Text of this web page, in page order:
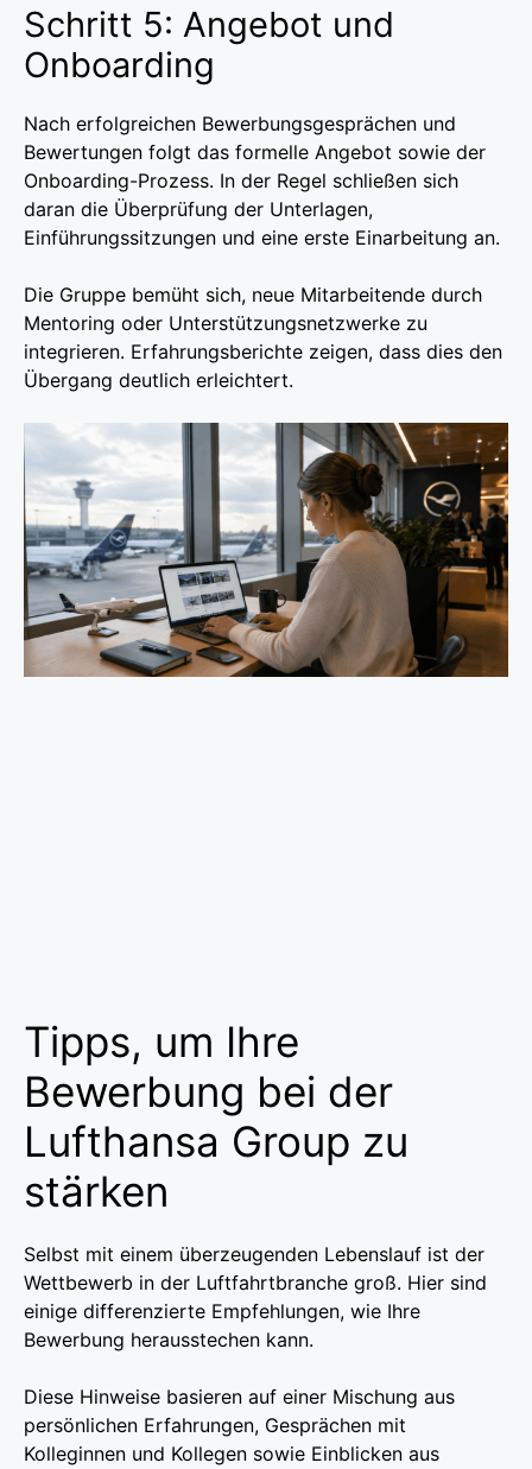
Schritt 5: Angebot und
Onboarding
Nach erfolgreichen Bewerbungsgesprächen und
Bewertungen folgt das formelle Angebot sowie der
Onboarding-Prozess. In der Regel schließen sich
daran die Überprüfung der Unterlagen,
Einführungssitzungen und eine erste Einarbeitung an.
Die Gruppe bemüht sich, neue Mitarbeitende durch
Mentoring oder Unterstützungsnetzwerke zu
integrieren. Erfahrungsberichte zeigen, dass dies den
Übergang deutlich erleichtert.
Tipps, um Ihre
Bewerbung bei der
Lufthansa Group zu
stärken
Selbst mit einem überzeugenden Lebenslauf ist der
Wettbewerb in der Luftfahrtbranche groß. Hier sind
einige differenzierte Empfehlungen, wie Ihre
Bewerbung herausstechen kann.
Diese Hinweise basieren auf einer Mischung aus
persönlichen Erfahrungen, Gesprächen mit
Kolleginnen und Kollegen sowie Einblicken aus